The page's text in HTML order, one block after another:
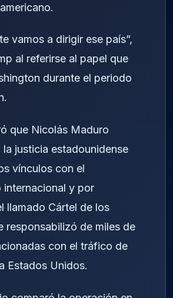
vamos a dirigir ese país”,
al referirse al papel que
durante el periodo
que Nicolás Maduro
la justicia estadounidense
vínculos con el
internacional y por
llamado Cártel de los
responsabilizó de miles de
con el tráfico de
Estados Unidos.